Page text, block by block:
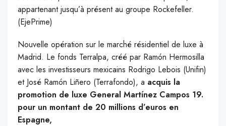
appartenant jusqu’à présent au groupe Rockefeller.
(EjePrime)
Nouvelle opération sur le marché résidentiel de luxe à
Madrid. Le fonds Terralpa, créé par Ramón Hermosilla
avec les investisseurs mexicains Rodrigo Lebois (Unifin)
et José Ramón Liñero (Terrafondo), a acquis la
promotion de luxe General Martínez Campos 19.
pour un montant de 20 millions d’euros en
Espagne,